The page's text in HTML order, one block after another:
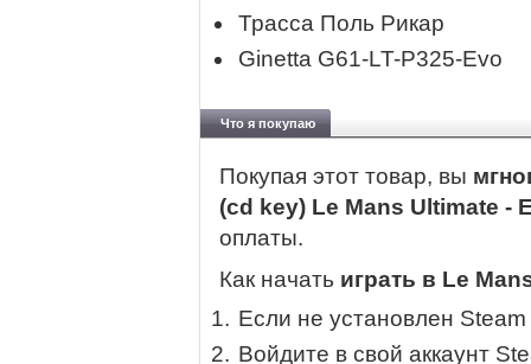
Трасса Поль Рикар
Ginetta G61-LT-P325-Evo
Что я покупаю
Покупая этот товар, вы
(cd key) Le Mans Ultimate -
оплаты.
Как начать играть в Le
Если не установлен
Войдите в свой аккаунт